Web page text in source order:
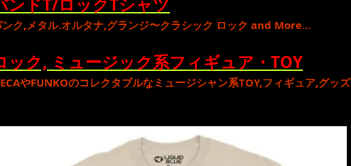
ンドT/ロックTシャツ
ク,メタル.オルタナ,グランジ〜クラシック ロック and More...
ック, ミュージック系フィギュア・TOY
やFUNKOのコレクタブルなミュージシャン系TOY,フィギュア,グッズ